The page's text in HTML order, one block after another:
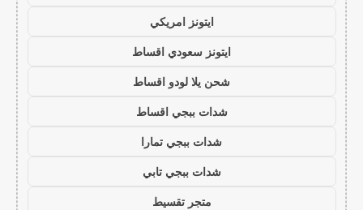
ايتونز امريكي
ايتونز سعودي اقساط
شحن يلا لودو اقساط
شدات ببجي اقساط
شدات ببجي تمارا
شدات ببجي تابي
متجر تقسيط